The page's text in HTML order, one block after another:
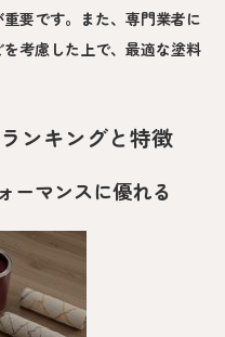
要です。また、専門業者に
考慮した上で、最適な塗料
ンキングと特徴
ーマンスに優れる